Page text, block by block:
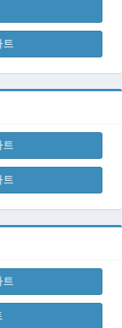
트
트
트
트